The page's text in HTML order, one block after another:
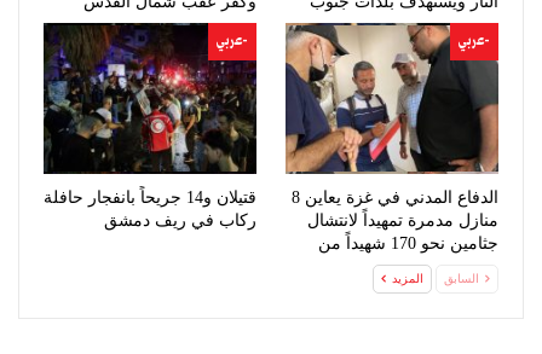
لبنان
-عربي
الدفاع المدني في غزة يعاين 8
منازل مدمرة تمهيداً لانتشال
جثامين نحو 170 شهيداً من
-عربي
قتيلان و14 جريحاً بانفجار حافلة
ركاب في ريف دمشق
السابق المزيد